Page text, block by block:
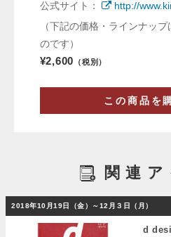
公式サイト：
http://
（下記の価格・ラインナッ
のです）
¥2,600 （税別）
この商品を
関連
2018年10月19日（金）～12月３日（月）
d